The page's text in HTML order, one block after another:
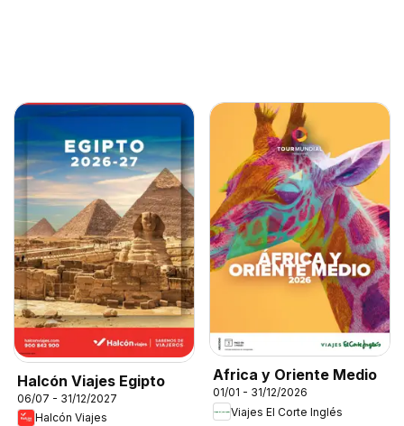
Halcón Viajes Egipto
06/07 - 31/12/2027
Halcón Viajes
Africa y Oriente Medio
01/01 - 31/12/2026
Viajes El Corte Inglés